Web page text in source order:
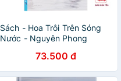
Sách - Hoa Trôi Trên Sóng
Nước - Nguyên Phong
73.500 đ